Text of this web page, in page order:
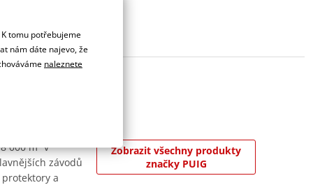
000 m² v
závodů
a
Zobrazit všechny produkty
značky PUIG
tomu potřebujeme
nám dáte najevo, že
naleznete